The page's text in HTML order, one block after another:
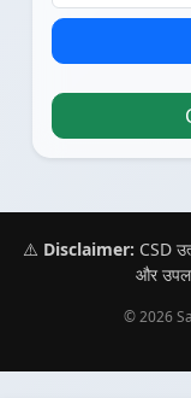
⚠️ Disclaimer: CSD
और
© 2026